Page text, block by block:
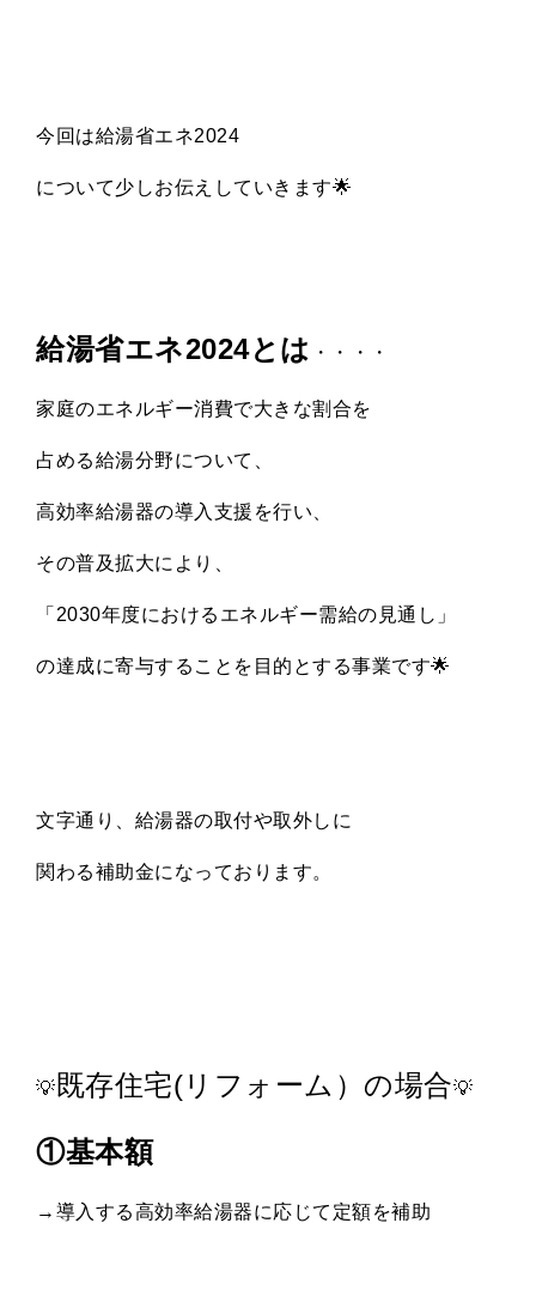
今回は給湯省エネ2024
について少しお伝えしていきます🌟
給湯省エネ2024とは ・・・・
家庭のエネルギー消費で大きな割合を
占める給湯分野について、
高効率給湯器の導入支援を行い、
その普及拡大により、
「2030年度におけるエネルギー需給の見通し」
の達成に寄与することを目的とする事業です🌟
文字通り、給湯器の取付や取外しに
関わる補助金になっております。
💡 既存住宅(リフォーム）の場合💡
①基本額
→導入する高効率給湯器に応じて定額を補助